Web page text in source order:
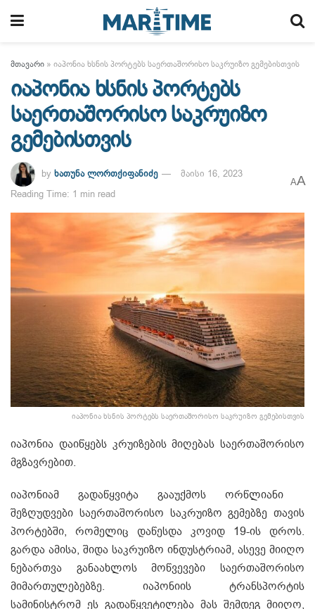
მთავარი » იაპონია ხსნის პორტებს საერთაშორისო საკრუიზო გემებისთვის
იაპონია ხსნის პორტებს
საერთაშორისო საკრუიზო
გემებისთვის
by ხათუნა ლორთქიფანიძე
მაისი 16, 2023
Reading Time: 1 min read
AA
იაპონია ხსნის პორტებს საერთაშორისო საკრუიზო გემებისთვის
იაპონია დაიწყებს კრუიზების მიღებას საერთაშორისო
მგზავრებით.
იაპონიამ გადაწყვიტა გააუქმოს ორწლიანი
შეზღუდვები საერთაშორისო საკრუიზო გემებზე თავის
პორტებში, რომელიც დაწესდა კოვიდ 19-ის დროს.
გარდა ამისა, შიდა საკრუიზო ინდუსტრიამ, ასევე მიიღო
ნებართვა განაახლოს მოწვევები საერთაშორისო
მიმართულებებზე. იაპონიის ტრანსპორტის
სამინისტრომ ეს გადაწყვეტილება მას შემდეგ მიიღო,